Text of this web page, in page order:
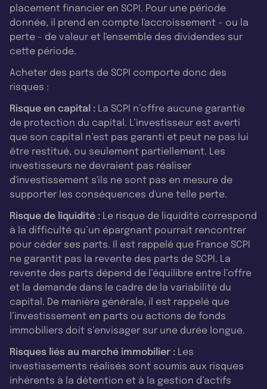
placement financier en SCPI. Pour une période
donnée, il prend en compte l'accroissement - ou la
perte - de valeur et l'ensemble des dividendes sur
cette période.
Acheter des parts de SCPI comporte donc des
risques :
Risque en capital : La SCPI n’offre aucune garantie
de protection du capital. L’investisseur est averti
que son capital n’est pas garanti et peut ne pas lui
être restitué, ou seulement partiellement. Les
investisseurs ne devraient pas réaliser
d'investissement s'ils ne sont pas en mesure de
supporter les conséquences d'une telle perte.
Risque de liquidité : Le risque de liquidité correspond
à la difficulté qu’un épargnant pourrait rencontrer
pour céder ses parts. Il est rappelé que France SCPI
ne garantit pas la revente des parts de SCPI. La
revente des parts dépend de l’équilibre entre l’offre
et la demande dans le cadre de la variabilité du
capital. De manière générale, il est rappelé que
l’investissement en parts ou actions de fonds
immobiliers doit s’envisager sur une durée longue.
Risques liés au marché immobilier : Les
investissements réalisés sont soumis aux risques
inhérents à la détention et à la gestion d’actifs